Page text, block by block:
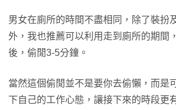
男女在廁所的時間不盡相同，除了裝扮
外，我也推薦可以利用走到廁所的期間
後，偷閒3-5分鐘。
當然這個偷閒並不是要你去偷懶，而是
下自己的工作心態，讓接下來的時段更